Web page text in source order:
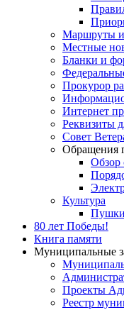
Маршруты и
Местные
Бланки и
Прокурор
Интернет
Реквизиты
Совет
Обращения
Обзор
Культура
80 лет Победы!
Книга памяти
Муниципальные
Проекты
Реестр